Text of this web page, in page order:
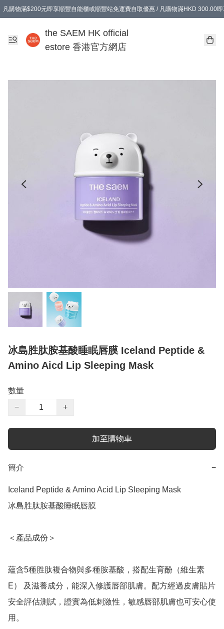
凡購物滿$200元即享順豐自能櫃或順豐站免運費自取優惠 / 凡購物滿HKD 300.00
the SAEM HK official
estore 香港官方網店
冰島胜肽胺基酸睡眠唇膜 Iceland Peptide &
Amino Aicd Lip Sleeping Mask
數量
−
+
加至購物車
簡介 −
Iceland Peptide & Amino Acid Lip Sleeping Mask
冰島胜肽胺基酸睡眠唇膜
＜產品成份＞
蘊含5種胜肽複合物與多種胺基酸，搭配生育酚（維生素
E） 及滋養成分，能深入修護唇部肌膚。配方經過皮膚貼片
安全評估測試，證實為低刺激性，敏感唇部肌膚也可安心使
用。